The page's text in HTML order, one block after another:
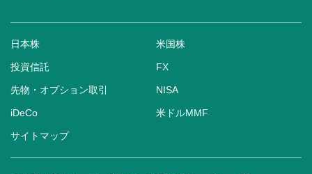
日本株 米国株
投資信託 FX
先物・オプション取引 NISA
iDeCo 米ドルMMF
サイトマップ